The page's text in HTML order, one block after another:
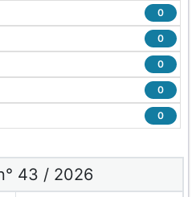
0
0
0
0
0
43 / 2026